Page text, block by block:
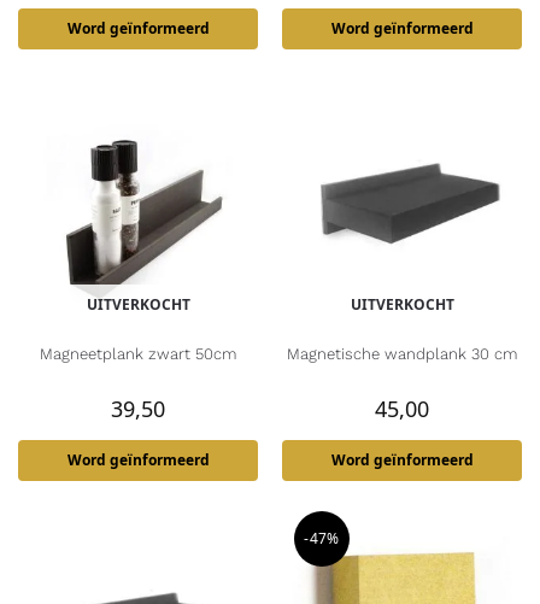
Word geïnformeerd Word geïnformeerd
UITVERKOCHT
Magneetplank zwart 50cm
39,50
Word geïnformeerd
UITVERKOCHT
Magnetische wandplank 30 cm
45,00
Word geïnformeerd
-47%